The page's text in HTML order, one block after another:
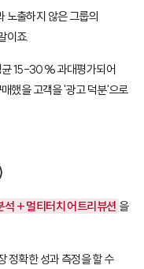
노출하지 않은 그룹의
이죠.
균 15-30% 과대평가되어
했을 고객을 '광고 덕분'으로
+ 멀티터치 어트리뷰션 을
정확한 성과 측정을 할 수